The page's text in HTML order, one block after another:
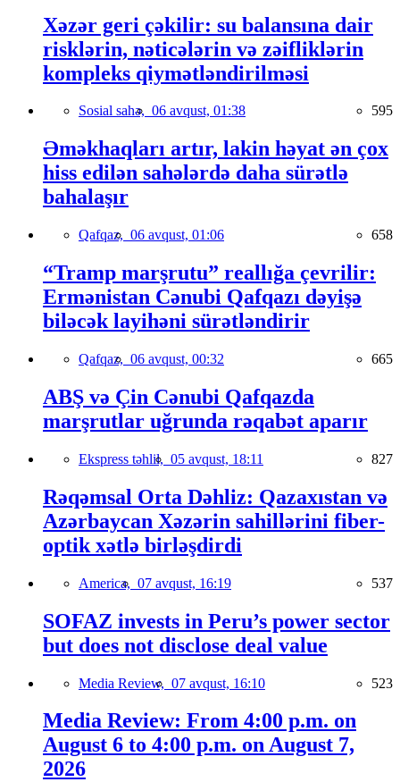
Xəzər geri çəkilir: su balansına dair
risklərin, nəticələrin və zəifliklərin
kompleks qiymətləndirilməsi
Sosial sahə, 06 avqust, 01:38 595
Əməkhaqları artır, lakin həyat ən çox
hiss edilən sahələrdə daha sürətlə
bahalaşır
Qafqaz, 06 avqust, 01:06 658
“Tramp marşrutu” reallığa çevrilir:
Ermənistan Cənubi Qafqazı dəyişə
biləcək layihəni sürətləndirir
Qafqaz, 06 avqust, 00:32 665
ABŞ və Çin Cənubi Qafqazda
marşrutlar uğrunda rəqabət aparır
Ekspress təhlil, 05 avqust, 18:11 827
Rəqəmsal Orta Dəhliz: Qazaxıstan və
Azərbaycan Xəzərin sahillərini fiber-
optik xətlə birləşdirdi
America, 07 avqust, 16:19 537
SOFAZ invests in Peru’s power sector
but does not disclose deal value
Media Review, 07 avqust, 16:10 523
Media Review: From 4:00 p.m. on
August 6 to 4:00 p.m. on August 7,
2026